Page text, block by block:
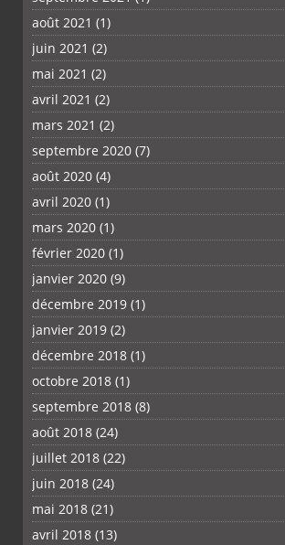
août 2021 (1)
juin 2021 (2)
mai 2021 (2)
avril 2021 (2)
mars 2021 (2)
septembre 2020 (7)
août 2020 (4)
avril 2020 (1)
mars 2020 (1)
février 2020 (1)
janvier 2020 (9)
décembre 2019 (1)
janvier 2019 (2)
décembre 2018 (1)
octobre 2018 (1)
septembre 2018 (8)
août 2018 (24)
juillet 2018 (22)
juin 2018 (24)
mai 2018 (21)
avril 2018 (13)